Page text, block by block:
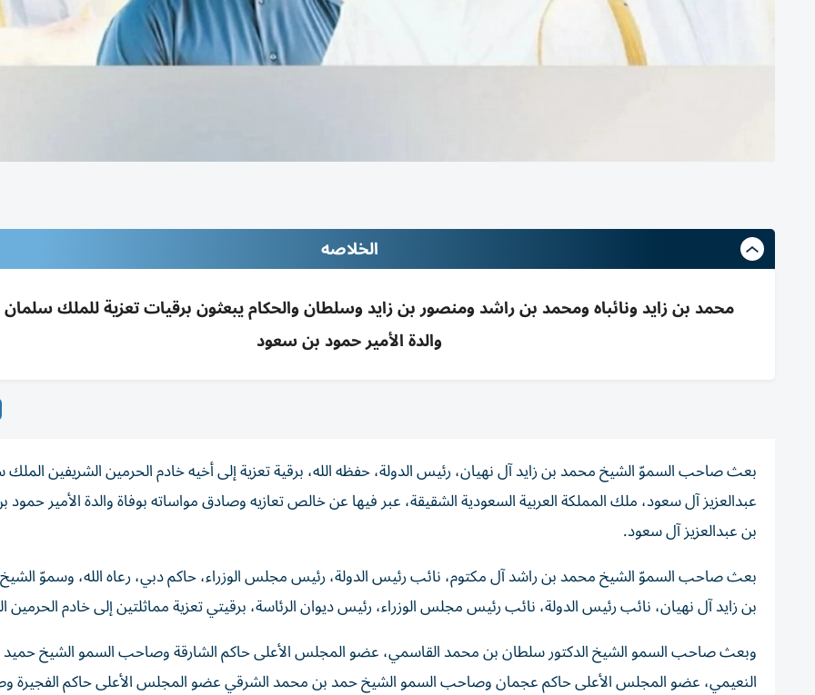
الخلاصه
محمد بن زايد ونائباه ومحمد بن راشد ومنصور بن زايد وسلطان والحكام يبعثون برقيات تعزية للملك سلمان
والدة الأمير حمود بن سعود
بعث صاحب السموّ الشيخ محمد بن زايد آل نهيان، رئيس الدولة، حفظه الله، برقية تعزية إلى أخيه خادم الحرمين الشريفين
عبدالعزيز آل سعود، ملك المملكة العربية السعودية الشقيقة، عبر فيها عن خالص تعازيه وصادق مواساته بوفاة والدة الأمير
بن عبدالعزيز آل سعود.
بعث صاحب السموّ الشيخ محمد بن راشد آل مكتوم، نائب رئيس الدولة، رئيس مجلس الوزراء، حاكم دبي، رعاه الله، وسموّ
بن زايد آل نهيان، نائب رئيس الدولة، نائب رئيس مجلس الوزراء، رئيس ديوان الرئاسة، برقيتي تعزية مماثلتين إلى خادم الحرمين
وبعث صاحب السمو الشيخ الدكتور سلطان بن محمد القاسمي، عضو المجلس الأعلى حاكم الشارقة وصاحب السمو الشيخ
النعيمي، عضو المجلس الأعلى حاكم عجمان وصاحب السمو الشيخ حمد بن محمد الشرقي عضو المجلس الأعلى حاكم